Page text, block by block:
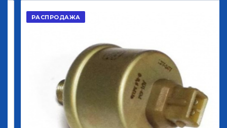
РАСПРОДАЖА